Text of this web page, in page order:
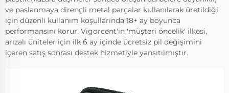
ve paslanmaya dirençli metal parçalar kullanılarak üretildiği
için düzenli kullanım koşullarında 18+ ay boyunca
performansını korur. Vigorcent'in 'müşteri öncelik' ilkesi,
arızalı üniteler için ilk 6 ay içinde ücretsiz pil değişimini
içeren satış sonrası destek hizmetiyle yansıtılmıştır.